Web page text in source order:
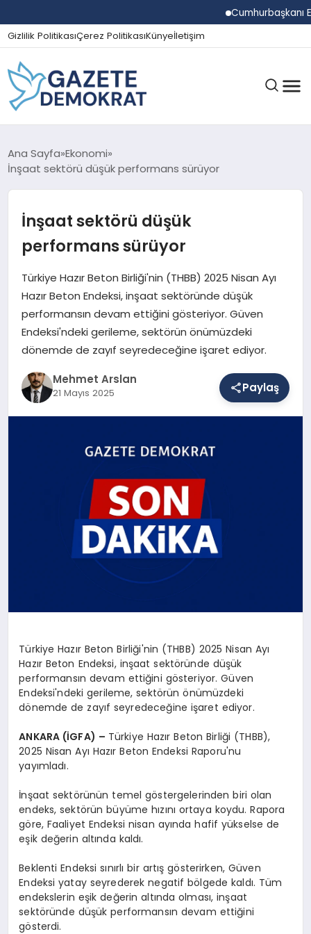
Cumhurbaşkanı
Gizlilik PolitikasıÇerez PolitikasıKünyeİletişim
GÜNDEM
SPOR
SAĞLIK
Ana Sayfa Ekonomi
İnşaat sektörü düşük performans sürüyor
İnşaat sektörü düşük
performans sürüyor
Türkiye Hazır Beton Birliği'nin (THBB) 2025 Nisan Ayı
Hazır Beton Endeksi, inşaat sektöründe düşük
performansın devam ettiğini gösteriyor. Güven
Endeksi'ndeki gerileme, sektörün önümüzdeki
dönemde de zayıf seyredeceğine işaret ediyor.
Mehmet Arslan
21 Mayıs 2025 Paylaş
Türkiye Hazır Beton Birliği'nin (THBB) 2025 Nisan Ayı
Hazır Beton Endeksi, inşaat sektöründe düşük
performansın devam ettiğini gösteriyor. Güven
Endeksi'ndeki gerileme, sektörün önümüzdeki
dönemde de zayıf seyredeceğine işaret ediyor.
ANKARA (İGFA) – Türkiye Hazır Beton Birliği (THBB),
2025 Nisan Ayı Hazır Beton Endeksi Raporu'nu
yayımladı.
İnşaat sektörünün temel göstergelerinden biri olan
endeks, sektörün büyüme hızını ortaya koydu. Rapora
göre, Faaliyet Endeksi nisan ayında hafif yükselse de
eşik değerin altında kaldı.
Beklenti Endeksi sınırlı bir artış gösterirken, Güven
Endeksi yatay seyrederek negatif bölgede kaldı. Tüm
endekslerin eşik değerin altında olması, inşaat
sektöründe düşük performansın devam ettiğini
gösterdi.